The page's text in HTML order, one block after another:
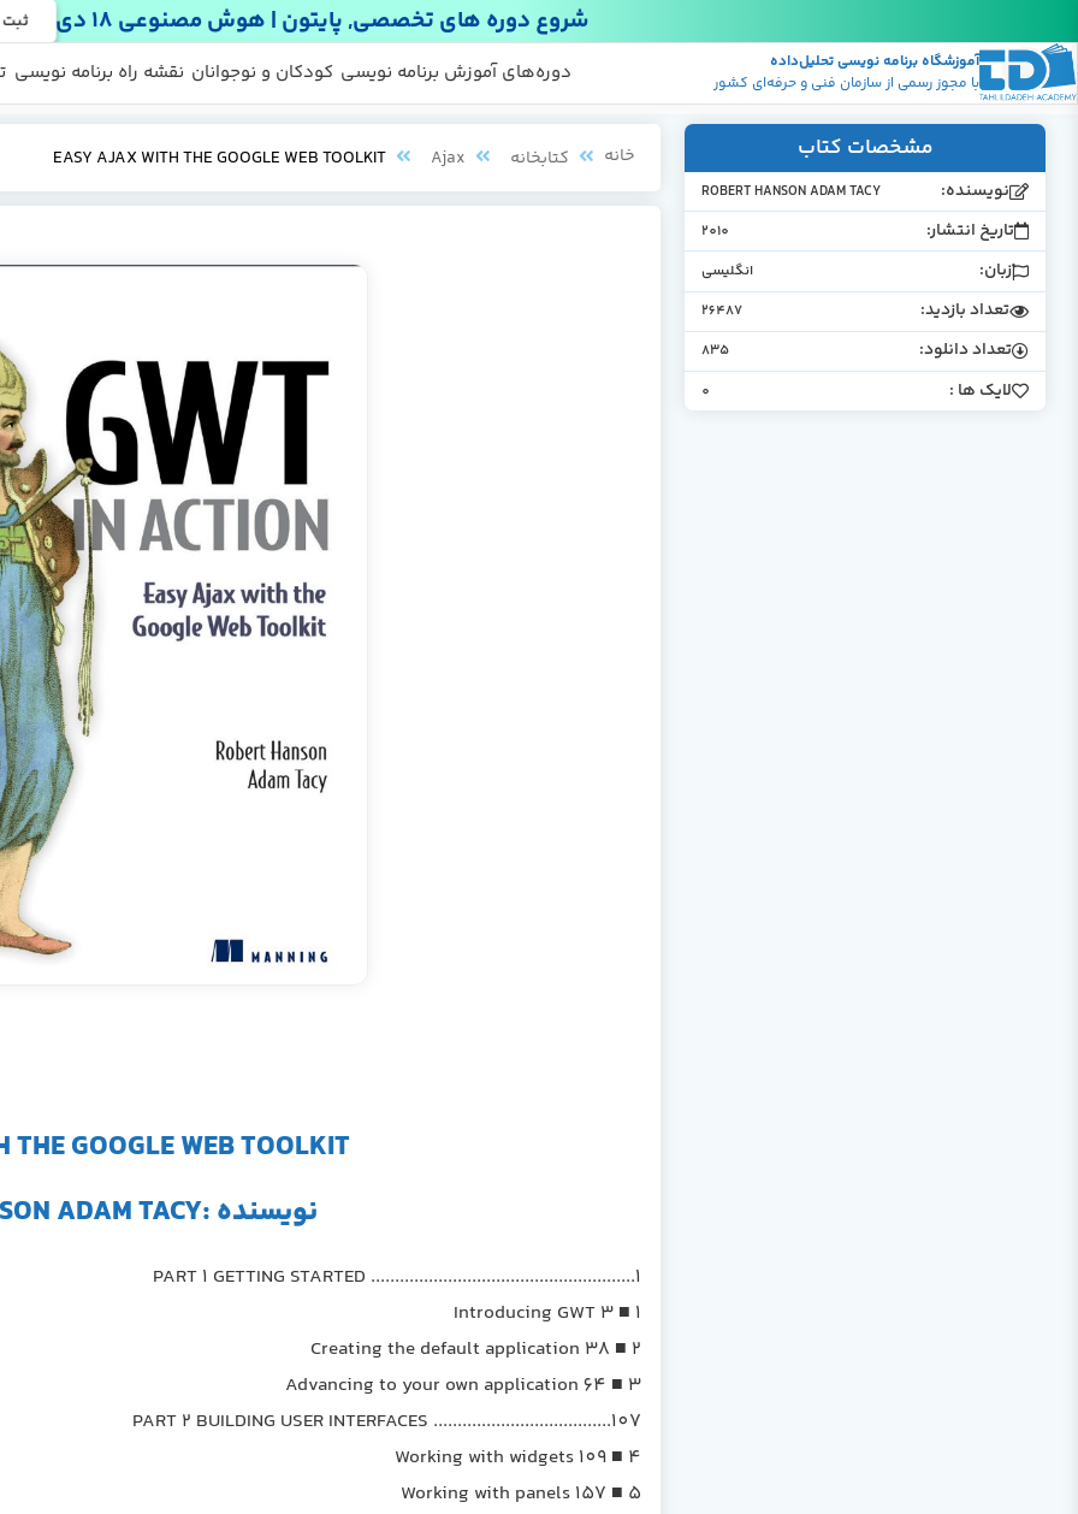
شروع دوره های تخصصی, پایتون | هوش مصنوعی 18 دی ثبت
آموزشگاه برنامه نویسی تحلیل‌داده
با مجوز رسمی از سازمان فنی و حرفه‌ای کشور
دوره‌های آموزش برنامه نویسی
پکیج ها
منابع رایگان کودکان و نوجوانان نقشه راه برنامه نویسی
مشخصات کتاب
نویسنده: ROBERT HANSON ADAM TACY
تاریخ انتشار: 2010
زبان: انگلیسی
تعداد بازدید: 26487
تعداد دانلود: 835
لایک ها : 0
خانه کتابخانه Ajax
EASY AJAX WITH THE GOOGLE WEB TOOLKIT
THE GOOGLE WEB TOOLKIT
نویسنده :ROBERT HANSON ADAM TACY
PART 1 GETTING STARTED .......................................................1
1 ■ Introducing GWT 3
2 ■ Creating the default application 38
3 ■ Advancing to your own application 64
PART 2 BUILDING USER INTERFACES .....................................107
4 ■ Working with widgets 109
5 ■ Working with panels 157